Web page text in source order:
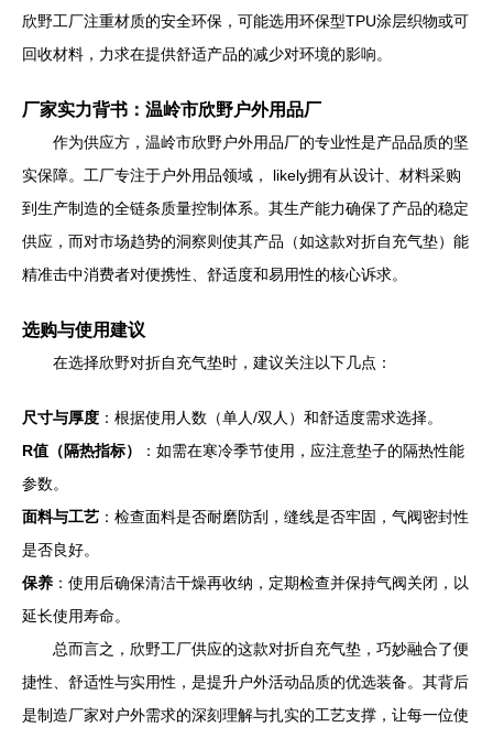
欣野工厂注重材质的安全环保，可能选用环保型TPU涂层织物或可
回收材料，力求在提供舒适产品的减少对环境的影响。
厂家实力背书：温岭市欣野户外用品厂
作为供应方，温岭市欣野户外用品厂的专业性是产品品质的坚
实保障。工厂专注于户外用品领域， likely拥有从设计、材料采购
到生产制造的全链条质量控制体系。其生产能力确保了产品的稳定
供应，而对市场趋势的洞察则使其产品（如这款对折自充气垫）能
精准击中消费者对便携性、舒适度和易用性的核心诉求。
选购与使用建议
在选择欣野对折自充气垫时，建议关注以下几点：
尺寸与厚度 ：根据使用人数（单人/双人）和舒适度需求选择。
R值（隔热指标）
：如需在寒冷季节使用，应注意垫子的隔热性能
参数。
面料与工艺 ：检查面料是否耐磨防刮，缝线是否牢固，气阀密封性
是否良好。
保养 ：使用后确保清洁干燥再收纳，定期检查并保持气阀关闭，以
延长使用寿命。
总而言之，欣野工厂供应的这款对折自充气垫，巧妙融合了便
捷性、舒适性与实用性，是提升户外活动品质的优选装备。其背后
是制造厂家对户外需求的深刻理解与扎实的工艺支撑，让每一位使